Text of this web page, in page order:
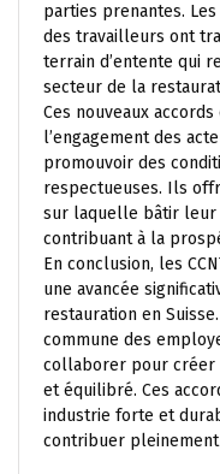
parties prenantes.
des travailleurs ont
terrain d’entente qui
secteur de la
Ces nouveaux
l’engagement des
promouvoir des
respectueuses. Ils
sur laquelle bâtir
contribuant à la
En conclusion, les
une avancée
restauration en
commune des
collaborer pour créer
et équilibré. Ces
industrie forte et
contribuer pleinement